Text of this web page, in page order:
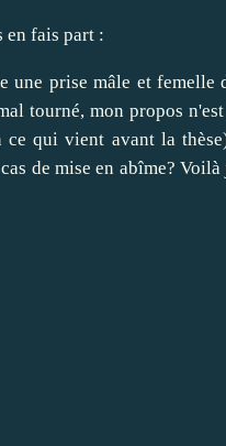
en fais part :
prise mâle et femelle
tourné, mon propos
qui vient avant la
de mise en abîme?